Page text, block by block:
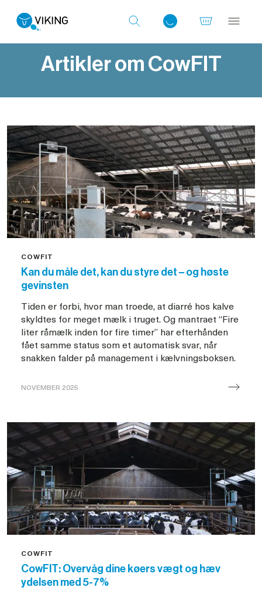
Artikler om CowFIT
COWFIT
Kan du måle det, kan du styre det – og høste
gevinsten
Tiden er forbi, hvor man troede, at diarré hos kalve
skyldtes for meget mælk i truget. Og mantraet “Fire
liter råmælk inden for fire timer” har efterhånden
fået samme status som et automatisk svar, når
snakken falder på management i kælvningsboksen.
NOVEMBER 2025
måle
det,
kan
du
styre
det
-
og
gevinsten
COWFIT
CowFIT: Overvåg dine køers vægt og hæv
ydelsen med 5-7%